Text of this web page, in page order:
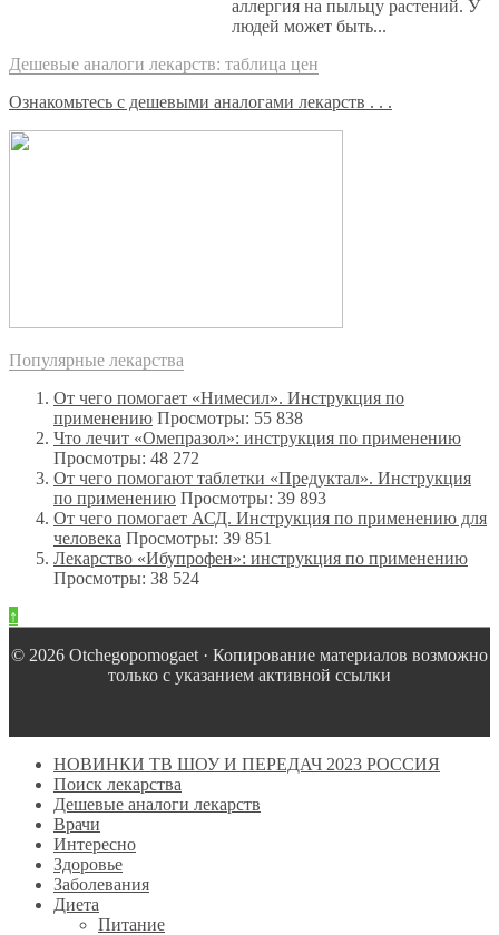
аллергия на пыльцу растений. У
людей может быть...
Дешевые аналоги лекарств: таблица цен
Ознакомьтесь с дешевыми аналогами лекарств . . .
Популярные лекарства
От чего помогает «Нимесил». Инструкция по
применению Просмотры: 55 838
Что лечит «Омепразол»: инструкция по применению
Просмотры: 48 272
От чего помогают таблетки «Предуктал». Инструкция
по применению Просмотры: 39 893
От чего помогает АСД. Инструкция по применению для
человека Просмотры: 39 851
Лекарство «Ибупрофен»: инструкция по применению
Просмотры: 38 524
↑
© 2026 Оtchegopomogaet · Копирование материалов возможно
только с указанием активной ссылки
НОВИНКИ ТВ ШОУ И ПЕРЕДАЧ 2023 РОССИЯ
Поиск лекарства
Дешевые аналоги лекарств
Врачи
Интересно
Здоровье
Заболевания
Диета
Питание